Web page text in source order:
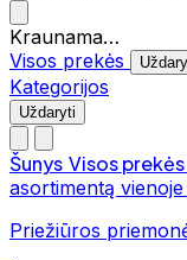
Kraunama…
Visos prekės
Kategorijos
Uždaryti
Šunys Visos prekės
asortimentą vienoje
Priežiūros